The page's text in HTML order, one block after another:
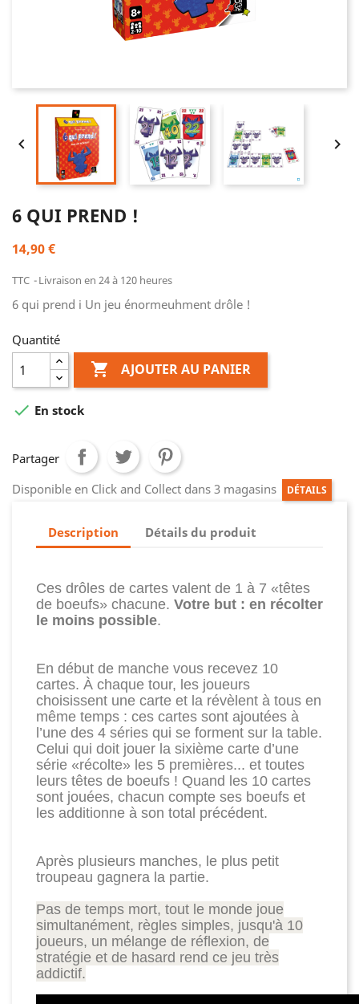
 
6 QUI PREND !
14,90 €
TTC Livraison en 24 à 120 heures
6 qui prend i Un jeu énormeuhment drôle !
Quantité
 AJOUTER AU PANIER
 En stock
Partager
Disponible en Click and Collect dans 3 magasins
DÉTAILS
Description Détails du produit
Ces drôles de cartes valent de 1 à 7 «têtes
de boeufs» chacune. Votre but : en récolter
le moins possible.
En début de manche vous recevez 10
cartes. À chaque tour, les joueurs
choisissent une carte et la révèlent à tous en
même temps : ces cartes sont ajoutées à
l’une des 4 séries qui se forment sur la table.
Celui qui doit jouer la sixième carte d’une
série «récolte» les 5 premières... et toutes
leurs têtes de boeufs ! Quand les 10 cartes
sont jouées, chacun compte ses boeufs et
les additionne à son total précédent.
Après plusieurs manches, le plus petit
troupeau gagnera la partie.
Pas de temps mort, tout le monde joue
simultanément, règles simples, jusqu'à 10
joueurs, un mélange de réflexion, de
stratégie et de hasard rend ce jeu très
addictif.